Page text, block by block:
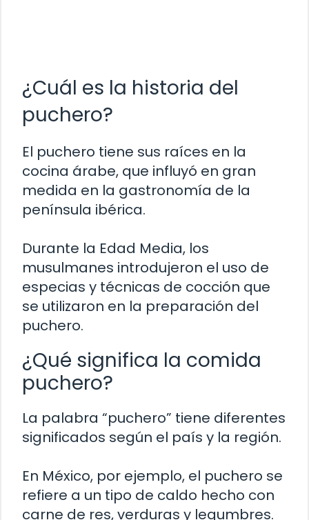
¿Cuál es la historia del
puchero?
El puchero tiene sus raíces en la
cocina árabe, que influyó en gran
medida en la gastronomía de la
península ibérica.
Durante la Edad Media, los
musulmanes introdujeron el uso de
especias y técnicas de cocción que
se utilizaron en la preparación del
puchero.
¿Qué significa la comida
puchero?
La palabra “puchero” tiene diferentes
significados según el país y la región.
En México, por ejemplo, el puchero se
refiere a un tipo de caldo hecho con
carne de res, verduras y legumbres.